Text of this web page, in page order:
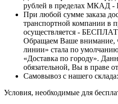
рублей в пределах
При любой сумме заказа
транспортной компании в
осуществляется -
Обращаем Ваше внимание,
линии» стала по
«Доставка по городу».
обязательной, Вы в праве
Самовывоз с нашего
Условия, необходимые для